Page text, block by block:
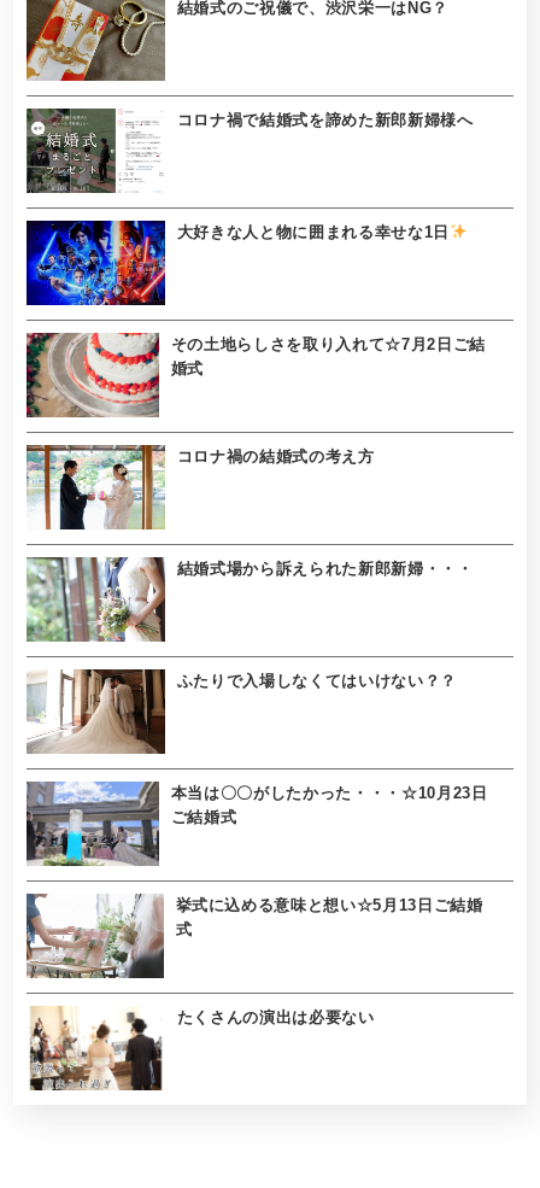
結婚式のご祝儀で、渋沢栄一はNG？
コロナ禍で結婚式を諦めた新郎新婦様へ
大好きな人と物に囲まれる幸せな1日
その土地らしさを取り入れて☆7月2日ご結
婚式
コロナ禍の結婚式の考え方
結婚式場から訴えられた新郎新婦・・・
ふたりで入場しなくてはいけない？？
本当は〇〇がしたかった・・・☆10月23日
ご結婚式
挙式に込める意味と想い☆5月13日ご結婚
式
たくさんの演出は必要ない